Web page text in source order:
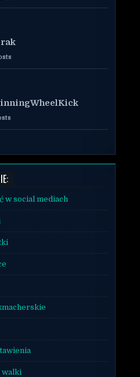
w social mediach
walki